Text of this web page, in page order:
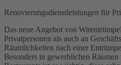
Renovierungsdienstleistungen für
Das neue Angebot von
Privatpersonen als auch an
Räumlichkeiten nach einer
Besonders in gewerblichen